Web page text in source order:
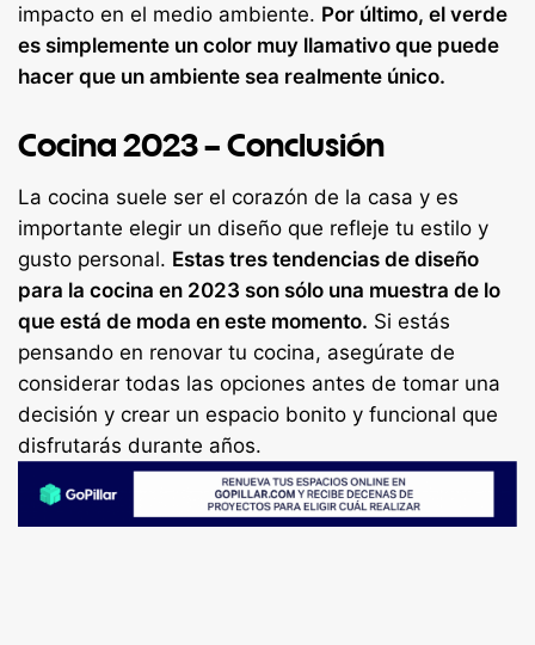
impacto en el medio ambiente. Por último, el verde
es simplemente un color muy llamativo que puede
hacer que un ambiente sea realmente único.
Cocina 2023 – Conclusión
La cocina suele ser el corazón de la casa y es
importante elegir un diseño que refleje tu estilo y
gusto personal. Estas tres tendencias de diseño
para la cocina en 2023 son sólo una muestra de lo
que está de moda en este momento. Si estás
pensando en renovar tu cocina, asegúrate de
considerar todas las opciones antes de tomar una
decisión y crear un espacio bonito y funcional que
disfrutarás durante años.